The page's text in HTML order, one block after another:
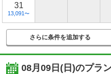
31
13,091〜
さらに条件を追加する
08月09日(日)のプラ